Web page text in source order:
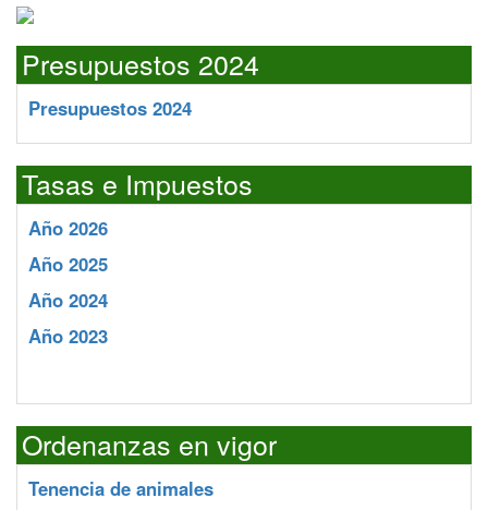
Presupuestos 2024
Presupuestos 2024
Tasas e Impuestos
Año 2026
Año 2025
Año 2024
Año 2023
Ordenanzas en vigor
Tenencia de animales